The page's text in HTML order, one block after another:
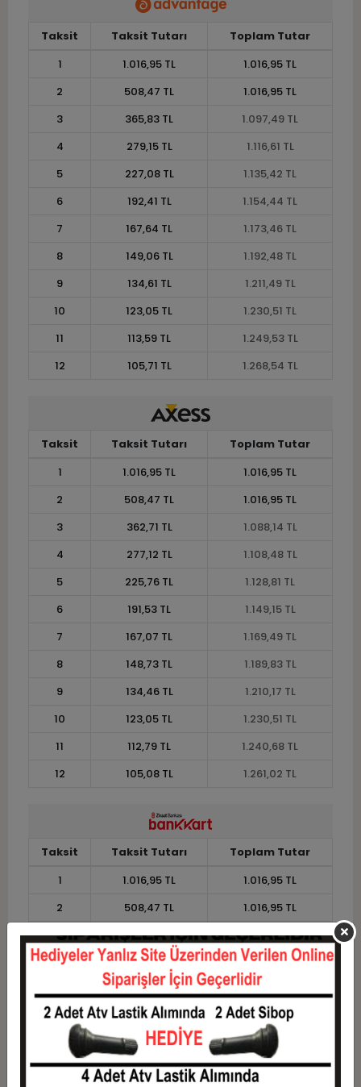
Taksit Taksit Tutarı
Toplam Tutar
1
1.016,95 TL
1.016,95 TL
2
508,47 TL
1.016,95 TL
3
365,83 TL
1.097,49 TL
4
279,15 TL
1.116,61 TL
5
227,08 TL
1.135,42 TL
6
192,41 TL
1.154,44 TL
7
167,64 TL
1.173,46 TL
8
149,06 TL
1.192,48 TL
9
134,61 TL
1.211,49 TL
10
123,05 TL
1.230,51 TL
11
113,59 TL
1.249,53 TL
12
105,71 TL 1.268,54 TL
Taksit Taksit Tutarı
Toplam Tutar
1
1.016,95 TL
1.016,95 TL
2
508,47 TL
1.016,95 TL
3
362,71 TL
1.088,14 TL
4
277,12 TL
1.108,48 TL
5
225,76 TL
1.128,81 TL
6
191,53 TL
1.149,15 TL
7
167,07 TL
1.169,49 TL
8
148,73 TL
1.189,83 TL
9
134,46 TL
1.210,17 TL
10
123,05 TL
1.230,51 TL
11
112,79 TL
1.240,68 TL
12
105,08 TL 1.261,02 TL
Taksit Taksit Tutarı
Toplam Tutar
1
1.016,95 TL
1.016,95 TL
2
508,47 TL
1.016,95 TL
3
362,71 TL
1.088,14 TL
4
277,12 TL
1.108,48 TL
225,76 TL
1.128,81 TL
6
191,53 TL
1.149,15 TL
167,07 TL
1.169,49 TL
8
148,73 TL
1.189,83 TL